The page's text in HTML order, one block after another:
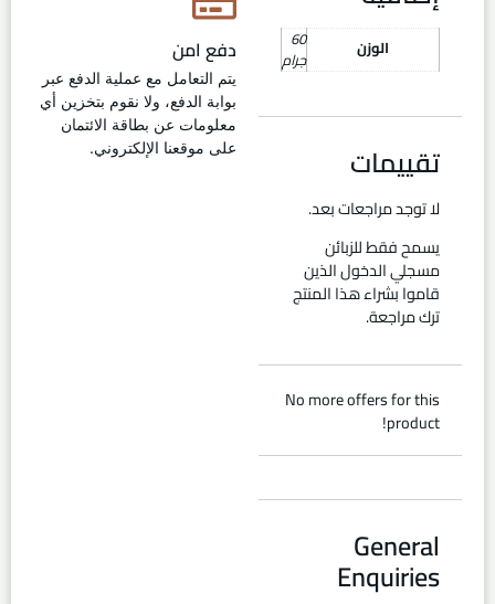
الوزن 60
جرام
تقييمات
لا توجد مراجعات بعد.
يسمح فقط للزبائن
مسجلي الدخول الذين
قاموا بشراء هذا المنتج
ترك مراجعة.
No more offers for this
product!
General
Enquiries
دفع امن
يتم التعامل مع عملية الدفع عبر
بوابة الدفع، ولا نقوم بتخزين أي
معلومات عن بطاقة الائتمان
على موقعنا الإلكتروني.